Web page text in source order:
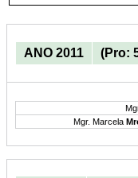
ANO 2011 (Pro:
Mgr. Marcela